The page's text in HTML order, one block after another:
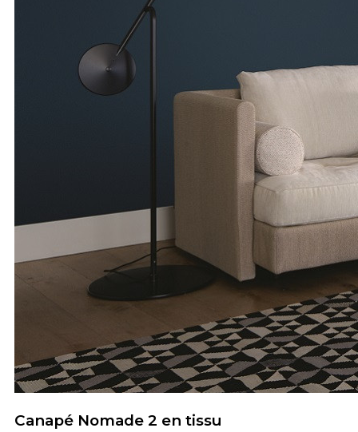
Canapé Nomade 2 en tissu